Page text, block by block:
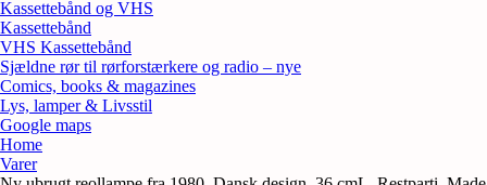
Kassettebånd og VHS
Kassettebånd
VHS Kassettebånd
Sjældne rør til rørforstærkere og radio – nye
Comics, books & magazines
Lys, lamper & Livsstil
Google maps
Home
Varer